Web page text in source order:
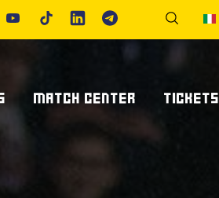
MATCH CENTER
Calendario E Risultati
Archivio Risultati
TICKETS